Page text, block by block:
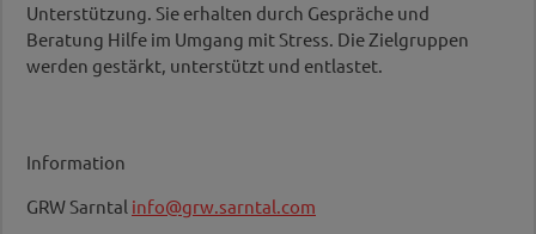
Unterstützung. Sie erhalten durch Gespräche und
Beratung Hilfe im Umgang mit Stress. Die Zielgruppen
werden gestärkt, unterstützt und entlastet.
Information
GRW Sarntal info@grw.sarntal.com